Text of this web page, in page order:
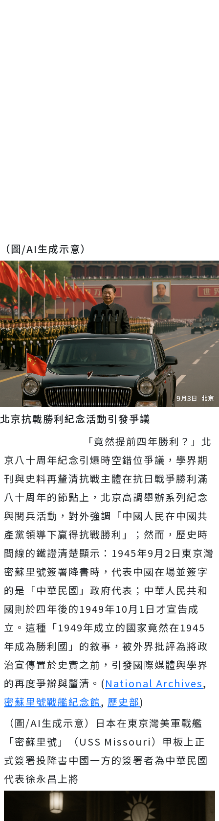
（圖/AI生成示意）
北京抗戰勝利紀念活動引發爭議
「竟然提前四年勝利？」北
京八十周年紀念引爆時空錯位爭議，學界期
刊與史料再釐清抗戰主體在抗日戰爭勝利滿
八十周年的節點上，北京高調舉辦系列紀念
與閱兵活動，對外強調「中國人民在中國共
產黨領導下贏得抗戰勝利」；然而，歷史時
間線的鐵證清楚顯示：1945年9月2日東京灣
密蘇里號簽署降書時，代表中國在場並簽字
的是「中華民國」政府代表；中華人民共和
國則於四年後的1949年10月1日才宣告成
立。這種「1949年成立的國家竟然在1945
年成為勝利國」的敘事，被外界批評為將政
治宣傳置於史實之前，引發國際媒體與學界
的再度爭辯與釐清。(National Archives,
密蘇里號戰艦紀念館, 歷史部)
（圖/AI生成示意）日本在東京灣美軍戰艦
「密蘇里號」（USS Missouri）甲板上正
式簽署投降書中國一方的簽署者為中華民國
代表徐永昌上將